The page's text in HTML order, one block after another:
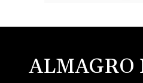
ALMAGRO